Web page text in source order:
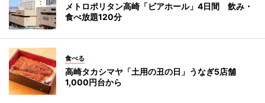
メトロポリタン高崎「ビアホール」4日間 飲み・
食べ放題120分
食べる
高崎タカシマヤ「土用の丑の日」うなぎ5店舗
1,000円台から